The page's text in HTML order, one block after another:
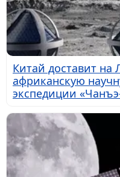
Китай доставит на
африканскую
экспедиции